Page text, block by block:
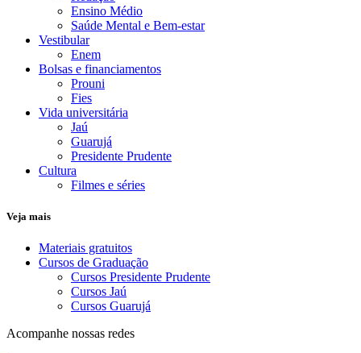
Ensino Médio
Saúde Mental e Bem-estar
Vestibular
Enem
Bolsas e financiamentos
Prouni
Fies
Vida universitária
Jaú
Guarujá
Presidente Prudente
Cultura
Filmes e séries
Veja mais
Materiais gratuitos
Cursos de Graduação
Cursos Presidente Prudente
Cursos Jaú
Cursos Guarujá
Acompanhe nossas redes